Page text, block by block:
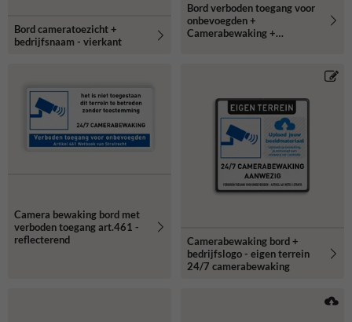
Bord cameratoezicht +
bedrijfsnaam - vierkant
Bord verboden toegang voor
onbevoegden +
Camerabewaking +
Camera bewaking bord met
verboden toegang art.461 -
reflecterend
Camerabewaking bord +
bedrijfslogo - eigen terrein
24/7 camerabewaking